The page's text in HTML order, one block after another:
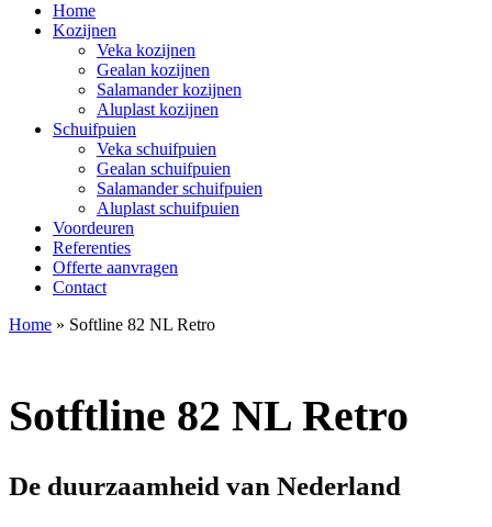
Home
Kozijnen
Veka kozijnen
Gealan kozijnen
Salamander kozijnen
Aluplast kozijnen
Schuifpuien
Veka schuifpuien
Gealan schuifpuien
Salamander schuifpuien
Aluplast schuifpuien
Voordeuren
Referenties
Offerte aanvragen
Contact
Home » Softline 82 NL Retro
Sotftline 82 NL Retro
De duurzaamheid van Nederland